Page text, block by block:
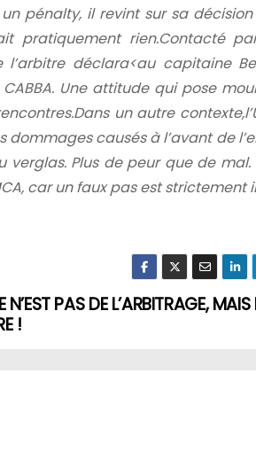
un pénalty, il revint sur sa
pratiquement rien.Contacté
l’arbitre déclara<au capitaine
Une attitude qui pose
Dans un autre contexte,
dommages causésà l’avant de
verglas. Plus de peur que de mal.
car un faux pas est strictement
PAS DE L’ARBITRAGE, MAIS
!